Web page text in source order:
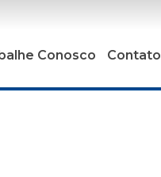
Conosco Contato